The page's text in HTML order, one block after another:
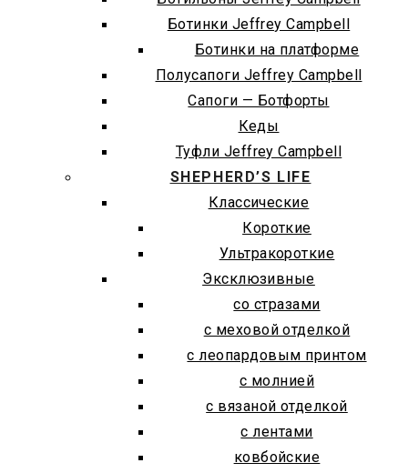
Ботинки Jeffrey Campbell
Ботинки на платформе
Полусапоги Jeffrey Campbell
Сапоги — Ботфорты
Кеды
Туфли Jeffrey Campbell
SHEPHERD’S LIFE
Классические
Короткие
Ультракороткие
Эксклюзивные
со стразами
с меховой отделкой
с леопардовым принтом
с молнией
с вязаной отделкой
с лентами
ковбойские